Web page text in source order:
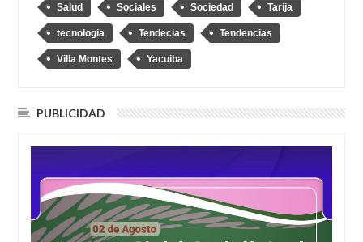
Salud Sociales Sociedad Tarija
tecnologia Tendecias Tendencias
Villa Montes Yacuiba
PUBLICIDAD